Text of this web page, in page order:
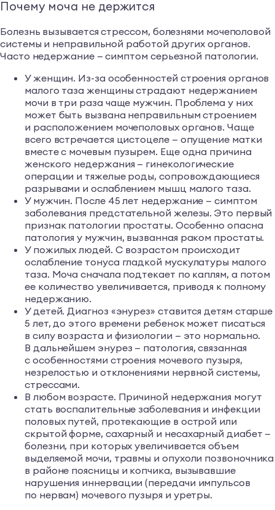
Почему моча не держится
Болезнь вызывается стрессом, болезнями мочеполовой
системы и неправильной работой других органов.
Часто недержание — симптом серьезной патологии.
У женщин. Из-за особенностей строения органов
малого таза женщины страдают недержанием
мочи в три раза чаще мужчин. Проблема у них
может быть вызвана неправильным строением
и расположением мочеполовых органов. Чаще
всего встречается цистоцеле — опущение матки
вместе с мочевым пузырем. Еще одна причина
женского недержания — гинекологические
операции и тяжелые роды, сопровождающиеся
разрывами и ослаблением мышц малого таза.
У мужчин. После 45 лет недержание — симптом
заболевания предстательной железы. Это первый
признак патологии простаты. Особенно опасна
патология у мужчин, вызванная раком простаты.
У пожилых людей. С возрастом происходит
ослабление тонуса гладкой мускулатуры малого
таза. Моча сначала подтекает по каплям, а потом
ее количество увеличивается, приводя к полному
недержанию.
У детей. Диагноз «энурез» ставится детям старше
5 лет, до этого времени ребенок может писаться
в силу возраста и физиологии — это нормально.
В дальнейшем энурез — патология, связанная
с особенностями строения мочевого пузыря,
незрелостью и отклонениями нервной системы,
стрессами.
В любом возрасте. Причиной недержания могут
стать воспалительные заболевания и инфекции
половых путей, протекающие в острой или
скрытой форме, сахарный и несахарный диабет —
болезни, при которых увеличивается объем
выделяемой мочи, травмы и опухоли позвоночника
в районе поясницы и копчика, вызывавшие
нарушения иннервации (передачи импульсов
по нервам) мочевого пузыря и уретры.